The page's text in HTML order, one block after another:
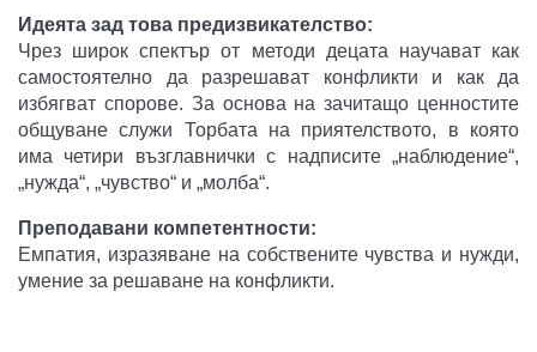
Идеята зад това предизвикателство:
Чрез широк спектър от методи децата научават как
самостоятелно да разрешават конфликти и как да
избягват спорове. За основа на зачитащо ценностите
общуване служи Торбата на приятелството, в която
има четири възглавнички с надписите „наблюдение“,
„нужда“, „чувство“ и „молба“.
Преподавани компетентности:
Емпатия, изразяване на собствените чувства и нужди,
умение за решаване на конфликти.